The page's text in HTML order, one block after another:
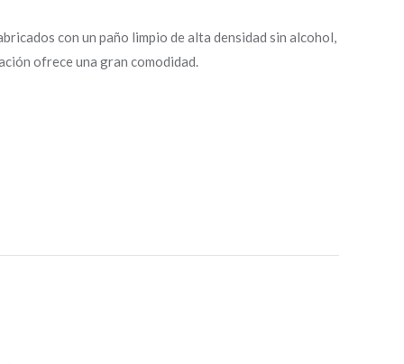
con un paño limpio de alta densidad sin alcohol,
ofrece una gran comodidad.